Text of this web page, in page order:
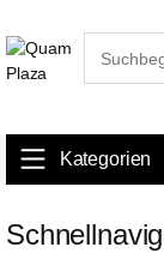
Kategorien